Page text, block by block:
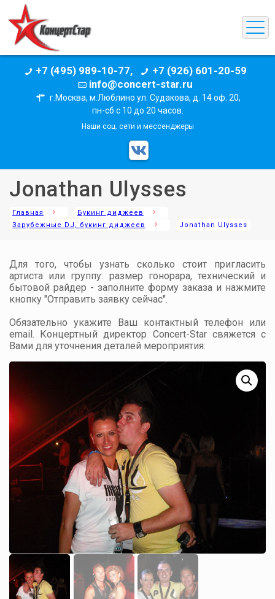
+7 (495) 989-10-77,
+7 (926) 601-20-59
info@concert-star.ru
г.Москва, м.Люблино ул. Судакова, д. 14 оф. 20,
пн-сб с 10 до 20 часов.
Наши соц. сети и мессенджеры
Jonathan Ulysses
Главная
Букинг диджеев
Зарубежные DJ, букинг диджеев
Jonathan Ulysses
Для того, чтобы узнать сколько стоит пригласить
артиста или группу: размер гонорара, технический и
бытовой райдер - заполните форму заказа и нажмите
кнопку "Отправить заявку сейчас".
Обязательно укажите Ваш контактный телефон или
email. Концертный директор Concert-Star свяжется с
Вами для уточнения деталей мероприятия: